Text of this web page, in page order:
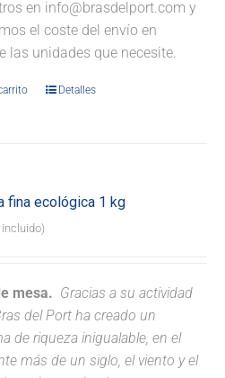
en info@brasdelport.com y
el coste del envío en
las unidades que necesite.
Detalles
fina ecológica 1 kg
incluido)
mesa. Gracias a su actividad
del Port ha creado un
de riqueza inigualable, en el
más de un siglo, el viento y el